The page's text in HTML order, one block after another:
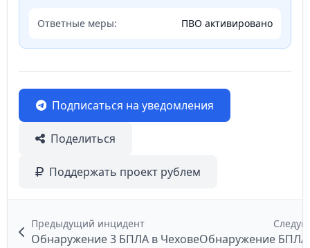
Ответные меры: ПВО активировано
Подписаться на уведомления
Поделиться
Поддержать проект рублем
Предыдущий инцидент
Обнаружение 3 БПЛА в ЧеховеОбнаружение БПЛА